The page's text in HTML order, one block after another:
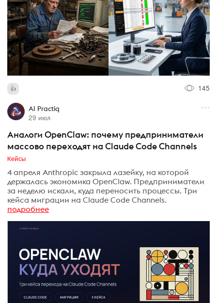
145
AI Practiq
29 июл
Аналоги OpenClaw: почему предприниматели
массово переходят на Claude Code Channels
Кейсы
4 апреля Anthropic закрыла лазейку, на которой
держалась экономика OpenClaw. Предприниматели
за неделю искали, куда переносить процессы. Три
кейса миграции на Claude Code Channels.
подробнее